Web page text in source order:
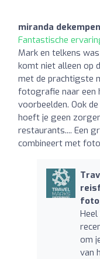
miranda
Fantastische
Mark en telkens
komt niet alleen op
met de prachtigste
fotografie naar een
voorbeelden. Ook
hoeft je geen
restaurants.... Een
combineert met
om
van